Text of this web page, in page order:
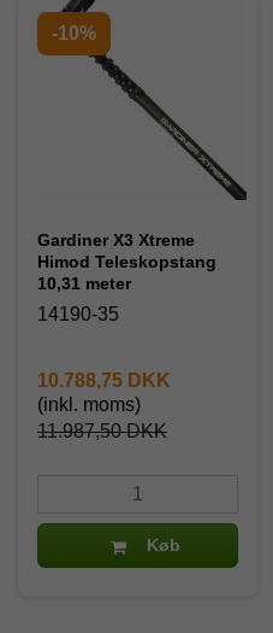
-10%
Gardiner X3 Xtreme
Himod Teleskopstang
10,31 meter
14190-35
11.987,50 DKK
10.788,75 DKK
(inkl. moms)
Køb